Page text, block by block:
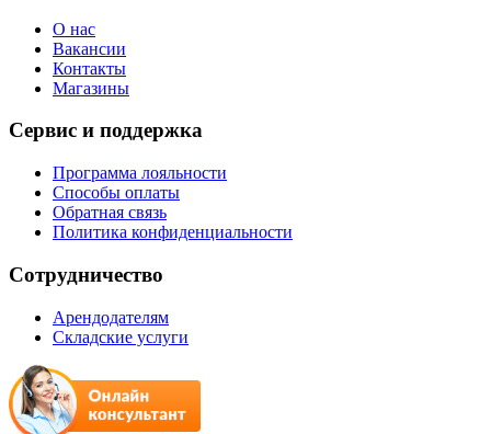
О нас
Вакансии
Контакты
Магазины
Сервис и поддержка
Программа лояльности
Способы оплаты
Обратная связь
Политика конфиденциальности
Сотрудничество
Арендодателям
Складские услуги